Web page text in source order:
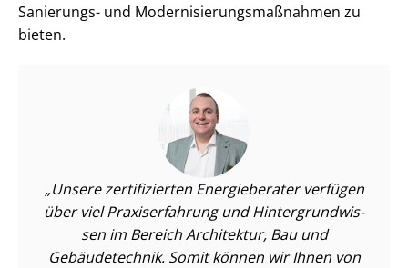
Sanierungs- und Mo­der­ni­sie­rungs­maß­nah­men zu
bieten.
Unsere zertifizierten Energieberater verfügen
über viel Praxiserfahrung und Hin­ter­grund­wis­
sen im Bereich Architektur, Bau und
Gebäudetechnik. Somit können wir Ihnen von